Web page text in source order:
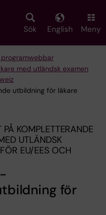
Sök English Meny
med utländsk examen
utbildning för läkare
KOMPLETTERANDE
UTLÄNDSK
EU/EES OCH
för